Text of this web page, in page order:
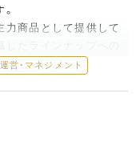
力商品として提供して
したラインナップへの
お客様が集まる刺激的
営・マネジメント